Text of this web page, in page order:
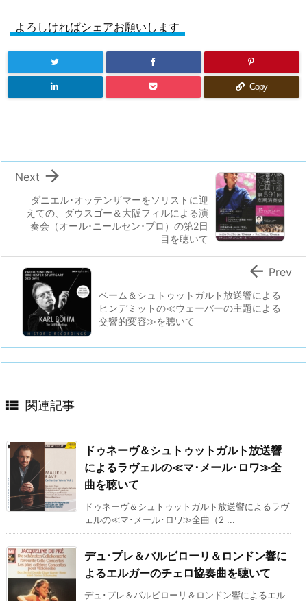
よろしければシェアお願いします
Copy
ダニエル･オッテンザマーをソリストに迎
えての、ダウスゴー＆大阪フィルによる演
奏会（オール･ニールセン･プロ）の第2日
目を聴いて

Next
ベーム＆シュトゥットガルト放送響による
ヒンデミットの≪ウェーバーの主題による
交響的変容≫を聴いて
 Prev
 関連記事
ドゥネーヴ＆シュトゥットガルト放送響
によるラヴェルの≪マ･メール･ロワ≫全
曲を聴いて
ドゥネーヴ＆シュトゥットガルト放送響によるラヴ
ェルの≪マ･メール･ロワ≫全曲（2 ...
デュ･プレ＆バルビローリ＆ロンドン響に
よるエルガーのチェロ協奏曲を聴いて
デュ･プレ＆バルビローリ＆ロンドン響によるエル